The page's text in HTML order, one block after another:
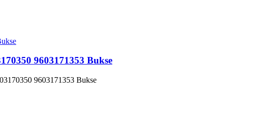
9603171353 Bukse
9603171353 Bukse